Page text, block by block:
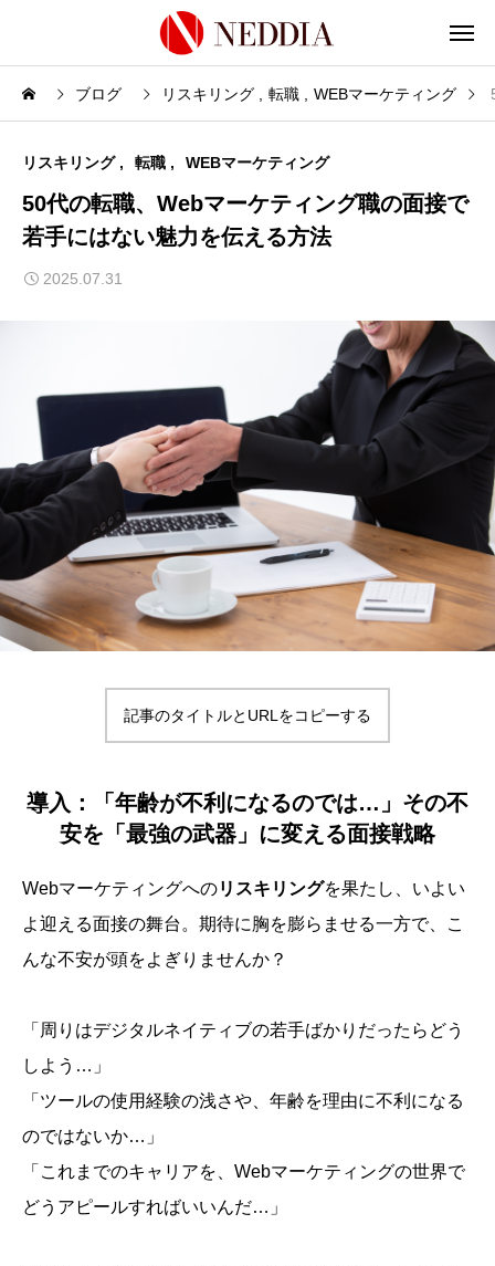
ブログ リスキリング 転職 WEBマーケティング
リスキリング 転職 WEBマーケティング
50代の転職、Webマーケティング職の面接で
若手にはない魅力を伝える方法
2025.07.31
記事のタイトルとURLをコピーする
導入：「年齢が不利になるのでは…」その不
安を「最強の武器」に変える面接戦略
Webマーケティングへのリスキリングを果たし、いよい
よ迎える面接の舞台。期待に胸を膨らませる一方で、こ
んな不安が頭をよぎりませんか？
「周りはデジタルネイティブの若手ばかりだったらどう
しよう…」
「ツールの使用経験の浅さや、年齢を理由に不利になる
のではないか…」
「これまでのキャリアを、Webマーケティングの世界で
どうアピールすればいいんだ…」